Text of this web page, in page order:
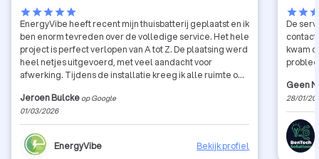
starstarstarstarstar
EnergyVibe heeft recent mijn thuisbatterij geplaatst en ik
ben enorm tevreden over de volledige service. Het hele
project is perfect verlopen van A tot Z. De plaatsing werd
heel netjes uitgevoerd, met veel aandacht voor
afwerking. Tijdens de installatie kreeg ik alle ruimte om
van de batterij. Ze dachten actief mee en pasten zonder
probleem zaken aan zodat alles volledig naar mijn
wensen was. Ook de keuring gebeurde snel én zonder
enige moeite, kort na de installatie. Bovendien kan ik bij
vragen over mijn installatie of de app altijd terecht bij het
Jeroen Bulcke op Google
01/03/2026
EnergyVibe Bekijk profiel
starstar
De
kwam
Geen
28/01/